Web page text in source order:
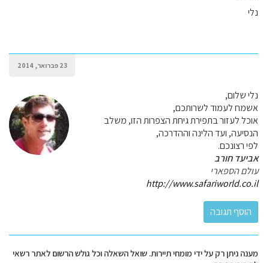
נלי
23 פברואר, 2014
נלי שלום,
אשמח לעמוד לשרותכם,
אוכל לעזור בתפירת גיחת הצפרות הזו, משלב
הנסיעה, ועד הלינה וההדרכה,
לפי רצונכם.
אביעד חורב
עולם הספארי
http://www.safariworld.co.il
מענה ניתן רק על ידי מומחי תיירות. שואל השאלה וכל גולש הרשום לאתר רשאי